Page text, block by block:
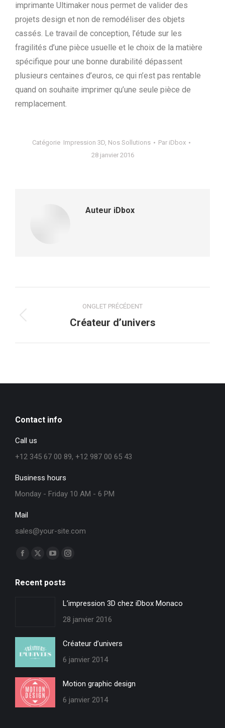
imprimante Ultimaker nous permet de valider des
projets design et non de remodéliser des objets
cassés. Le travail de conception, l’étude sur les
fragilités d’une pièce usuelle et le choix de la matière
spécifique pour une bonne durabilité dépassent
plusieurs centaines d’euros, ce qui n’est pas rentable
quand on souhaite imprimer qu’une seule pièce de
remplacement.
Catégorie Impression 3D, Nos Sollutions Par iDbox
28 janvier 2016
Auteur iDbox
de
commentaire
ONGLET PRÉCÉDENT
Onglet
Créateur d’univers
Contact info
Call us
+12 345 67 00 89, +12 987 00 65 43
Business hours
Monday - Friday 10 AM - 6 PM
Mail
sales@your-site.com
Trouvez nous sur :
Facebook
opens
X
opens
YouTube
opens
window
Instagram
window
Recent posts
L’impression 3D chez iDbox Monaco
28 janvier 2016
Créateur d’univers
6 janvier 2014
Motion graphic design
6 janvier 2014